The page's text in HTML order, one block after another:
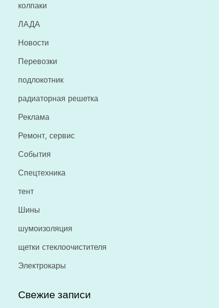
колпаки
ЛАДА
Новости
Перевозки
подлокотник
радиаторная решетка
Реклама
Ремонт, сервис
События
Спецтехника
тент
Шины
шумоизоляция
щетки стеклоочистителя
Электрокары
Свежие записи